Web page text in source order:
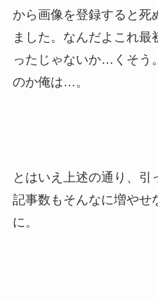
から画像を登録すると死
ました。なんだよこれ
ったじゃないか…くそう
のか俺は…。
とはいえ上述の通り、引
記事数もそんなに増やせ
に。